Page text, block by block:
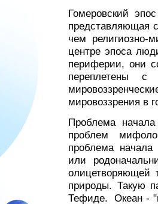
Гомеровский
представляющая
чем религиозно-
центре эпоса
периферии, они
переплетены с
мировоззрения в
Проблема
проблем
проблема
или
олицетворяющей
природы. Такую
Тефиде. Океан -